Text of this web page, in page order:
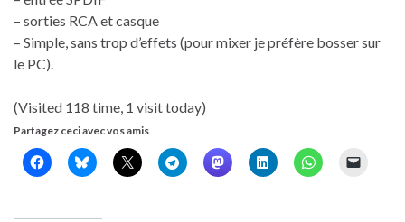
– sorties RCA et casque
– Simple, sans trop d’effets (pour mixer je préfère bosser sur
le PC).
(Visited 118 time, 1 visit today)
Partagez ceci avec vos amis